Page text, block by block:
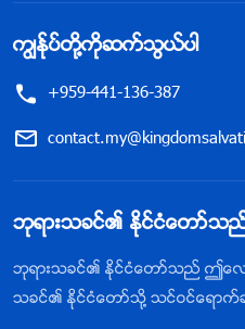
ကြၽန္ုပ္တို႔ကိုဆက္သြယ္ပါ
+959-441-136-387
ဘုရားသခင္၏ ႏိုင္ငံေတာ္သည္
ဘုရားသခင္၏ ႏိုင္ငံေတာ္သည္ ဤေလာ
သခင္၏ ႏိုင္ငံေတာ္သို႔ သင္ဝင္ေရာက္